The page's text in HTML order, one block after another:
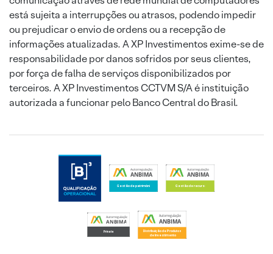
está sujeita a interrupções ou atrasos, podendo impedir
ou prejudicar o envio de ordens ou a recepção de
informações atualizadas. A XP Investimentos exime-se de
responsabilidade por danos sofridos por seus clientes,
por força de falha de serviços disponibilizados por
terceiros. A XP Investimentos CCTVM S/A é instituição
autorizada a funcionar pelo Banco Central do Brasil.